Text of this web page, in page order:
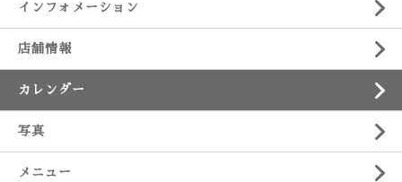
インフォメーション
店舗情報
カレンダー
写真
メニュー